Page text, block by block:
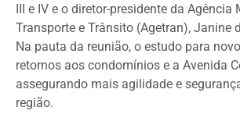
III e IV e o diretor-presidente da Agência
Transporte e Trânsito (Agetran), Janine
Na pauta da reunião, o estudo para
retornos aos condomínios e a Avenida
assegurando mais agilidade e
região.